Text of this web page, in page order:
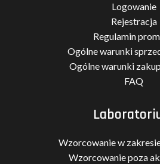
Logowanie
Rejestracja
Regulamin
Ogólne warunki
Ogólne warunki
FAQ
Wzorcowanie w
Wzorcowanie poza